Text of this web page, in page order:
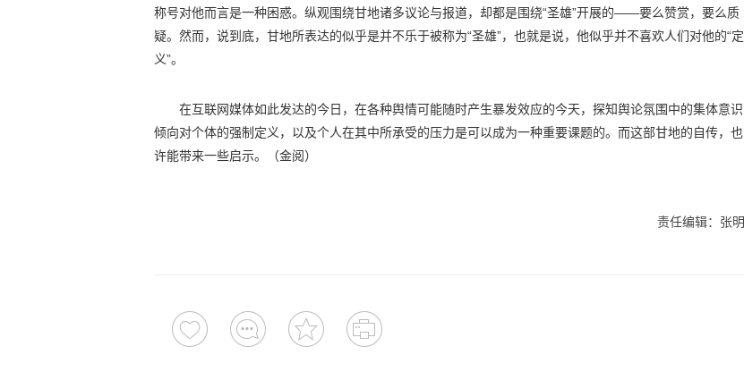
称号对他而言是一种困惑。纵观围绕甘地诸多议论与报道，却都是围绕“圣雄”开展的——要么赞赏，要么质
疑。然而，说到底，甘地所表达的似乎是并不乐于被称为“圣雄”，也就是说，他似乎并不喜欢人们对他的“定
义”。
在互联网媒体如此发达的今日，在各种舆情可能随时产生暴发效应的今天，探知舆论氛围中的集体意识
倾向对个体的强制定义，以及个人在其中所承受的压力是可以成为一种重要课题的。而这部甘地的自传，也
许能带来一些启示。（金阅）
责任编辑：张明